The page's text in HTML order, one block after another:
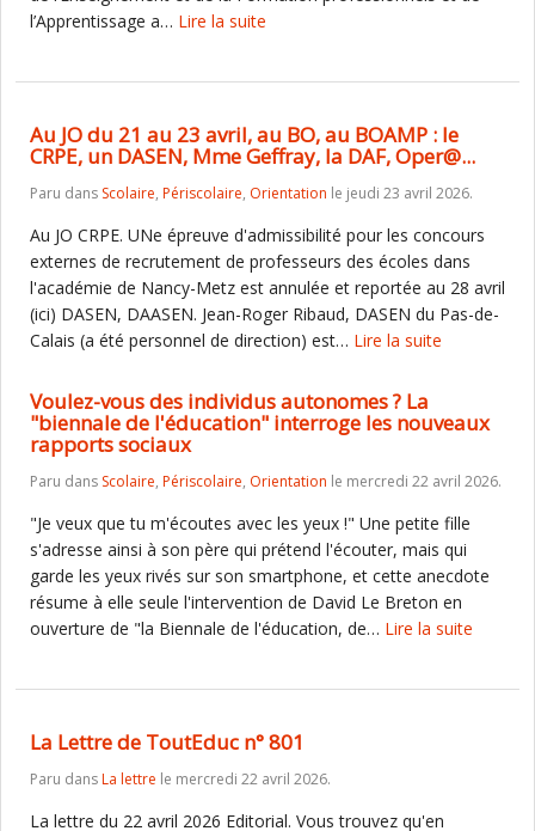
l’Apprentissage a… Lire la suite
Au JO du 21 au 23 avril, au BO, au BOAMP : le
CRPE, un DASEN, Mme Geffray, la DAF, Oper@...
Paru dans Scolaire, Périscolaire, Orientation le jeudi 23 avril 2026.
Au JO CRPE. UNe épreuve d'admissibilité pour les concours
externes de recrutement de professeurs des écoles dans
l'académie de Nancy-Metz est annulée et reportée au 28 avril
(ici) DASEN, DAASEN. Jean-Roger Ribaud, DASEN du Pas-de-
Calais (a été personnel de direction) est… Lire la suite
Voulez-vous des individus autonomes ? La
"biennale de l'éducation" interroge les nouveaux
rapports sociaux
Paru dans Scolaire, Périscolaire, Orientation le mercredi 22 avril 2026.
"Je veux que tu m'écoutes avec les yeux !" Une petite fille
s'adresse ainsi à son père qui prétend l'écouter, mais qui
garde les yeux rivés sur son smartphone, et cette anecdote
résume à elle seule l'intervention de David Le Breton en
ouverture de "la Biennale de l'éducation, de… Lire la suite
La Lettre de ToutEduc n° 801
Paru dansLa lettre le mercredi 22 avril 2026.
La lettre du 22 avril 2026 Editorial. Vous trouvez qu'en